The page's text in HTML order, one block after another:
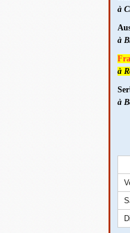
à
à
à
à